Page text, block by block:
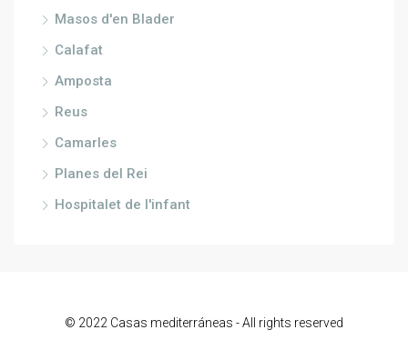
Masos d'en Blader
Calafat
Amposta
Reus
Camarles
Planes del Rei
Hospitalet de l'infant
© 2022 Casas mediterráneas - All rights reserved